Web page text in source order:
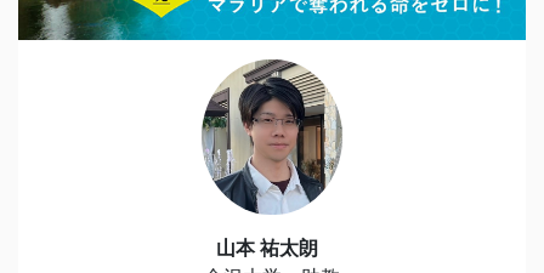
山本 祐太朗